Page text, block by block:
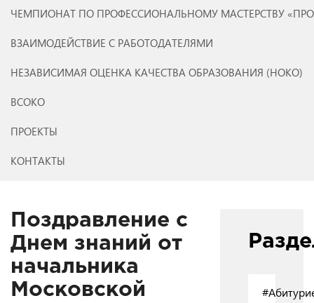
ЧЕМПИОНАТ ПО ПРОФЕССИОНАЛЬНОМУ МАСТЕРСТВУ
ВЗАИМОДЕЙСТВИЕ С РАБОТОДАТЕЛЯМИ
НЕЗАВИСИМАЯ ОЦЕНКА КАЧЕСТВА ОБРАЗОВАНИЯ (НОКО)
ВСОКО
ПРОЕКТЫ
КОНТАКТЫ
Поздравление с
Днем знаний от
начальника
Московской